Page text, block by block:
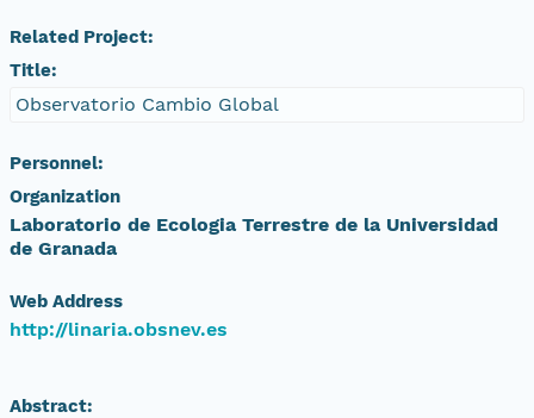
Related Project:
Title:
Observatorio Cambio Global
Personnel:
Organization
Laboratorio de Ecologia Terrestre de la Universidad
de Granada
Web Address
http://linaria.obsnev.es
Abstract: